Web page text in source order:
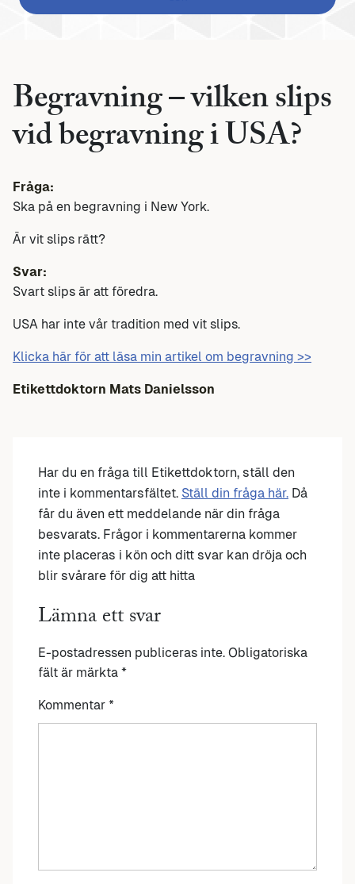
Begravning – vilken slips
vid begravning i USA?
Fråga:
Ska på en begravning i New York.
Är vit slips rätt?
Svar:
Svart slips är att föredra.
USA har inte vår tradition med vit slips.
Klicka här för att läsa min artikel om begravning >>
Etikettdoktorn Mats Danielsson
Har du en fråga till Etikettdoktorn, ställ den
inte i kommentarsfältet. Ställ din fråga här. Då
får du även ett meddelande när din fråga
besvarats. Frågor i kommentarerna kommer
inte placeras i kön och ditt svar kan dröja och
blir svårare för dig att hitta
Lämna ett svar
E-postadressen publiceras inte. Obligatoriska
fält är märkta *
Kommentar *